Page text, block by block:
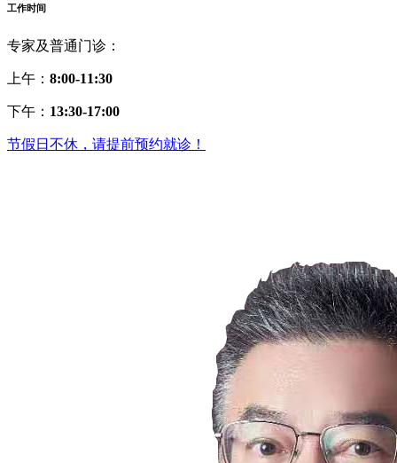
工作时间
专家及普通门诊：
上午： 8:00-11:30
下午： 13:30-17:00
节假日不休，请提前预约就诊！